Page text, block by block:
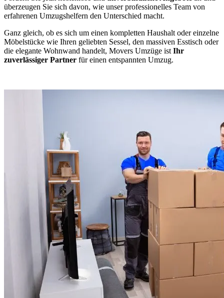
überzeugen Sie sich davon, wie unser professionelles Team von
erfahrenen Umzugshelfern den Unterschied macht.
Ganz gleich, ob es sich um einen kompletten Haushalt oder einzelne
Möbelstücke wie Ihren geliebten Sessel, den massiven Esstisch oder
die elegante Wohnwand handelt, Movers Umzüge ist Ihr
zuverlässiger Partner für einen entspannten Umzug.